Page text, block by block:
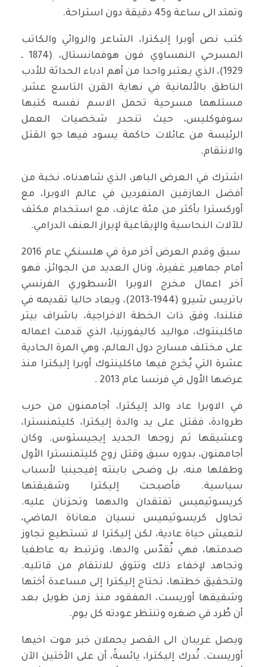
وتمتد الى ساعة و45 دقيقة دون استراحة.
كتب نص أوبرا إليكترا، الشاعر والروائي والكاتب
المسرحي النمساوي فون هوفمانستال، (1874 ـ
1929)، الذي يعتبر واحدا من أهم ادباء الحداثة للأدب
الناطق بالألمانية في نهاية القرن التاسع عشر.
مستلهما مسرحية تحمل الاسم نفسه كتبها
سوفوكليس، حيث تنحدر شخصيات العمل
الرئيسة من عائلات حاكمة يسود فيها جو القتل
والانتقام.
اشترك في العرض الباهر، الذي شاهدناه، نخبة من
أفضل العازفين المنفردين في عالم الاوبرا، مع
أوركسترا بأكثر من مئة عازف، مع استخدام مكثف
للآلات النحاسية والإيقاعية لإبراز العنف الدرامي.
سبق وقدم العرض آخر مرة في هلسنكي عام 2016
أمام جماهير غفيرة، ونال العديد من الجوائز، فهو
آخر اعمال مخرج الاوبرا الأسطوري الفرنسي
باتريس شيرو (1944-2013)، ويعاد حاليا تقديمه في
فنلندا، وفق ذات الخطة الاخراجية، باشراف بيتر
ماكلينتوك، مواليد كاليفورنيا، الذي قدمت اعماله
على مختلف مسارح دول العالم، وهي المرة الحادية
عشرة التي يُخرج فيها ماكلينتوك أوبرا إليكترا منذ
عرضها الأول في فرنسا عام 2013 .
في الاوبرا عاد والد إليكترا، أجاممنون من حرب
طروادة، فقتل على يد والدة إليكترا، كليتمنسترا،
وعشيقها ثم زوجها الجديد إيجيسثوس. وكان
أجاممنون، بدوره سبق وقتل زوج كليتمنسترا الأول
وطفلها منه، بل وضحى بابنته إفيجينيا لأسباب
سياسية. فأصبحت إليكترا وشقيقتها
كريسوثيميس تفتقدان والدهما وتحزنان عليه.
تحاول كريسوثيميس نسيان معاناة الماضي،
لتعيش حياة عادية، لكن إليكترا لا تستطيع تجاوز
صدمتها، فهي تُقدّس والدها، وترتبط به عاطفيا
وتجاهد لإخفاء ذلك وتتوق للانتقام من قاتليه.
ولتحقيق خطتها، تحتاج إليكترا إلى مساعدة أختها
وشقيقها أوريست، المفقود منذ زمن طويل بعد
أن طُرد في صغره وتنتظر عودته كل يوم.
ويصل غريبان الى القصر يحملان خبر موت اخيها
أوريست. تُدرك إليكترا، يائسةً، أن على الأختين الآن